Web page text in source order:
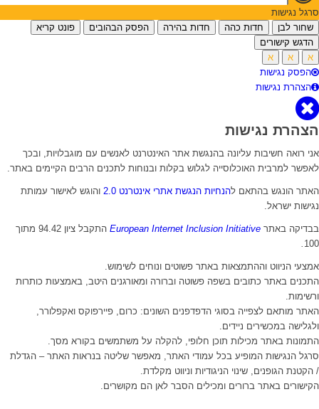
סרגל נגישות
שחור לבן
חדות כהה חדות בהירה הפסק הבהובים
פונט קריא
הדגש קישורים
א
א
א
הפסק נגישות
הצהרת נגישות
הצהרת נגישות
אני רואה חשיבות עליונה בהנגשת אתר האינטרנט לאנשים עם מוגבלויות, ובכך
לאפשר למרבית האוכלוסייה לגלוש בקלות ובנוחות לתכנים הרבים הקיימים באתר.
האתר הונגש בהתאם להנחיות הנגשת אתרי אינטרנט 2.0
והוגש לאישור עמותת
נגישות ישראל.
בבדיקה באתר European Internet Inclusion Initiative
התקבל ציון 94.42 מתוך
100
.
אמצעי הניווט וההתמצאות באתר פשוטים ונוחים לשימוש.
התכנים באתר כתובים בשפה פשוטה וברורה ומאורגנים היטב, באמצעות כותרות
ורשימות.
האתר מותאם לצפייה בסוגי הדפדפנים השונים: כרום, פיירפוקס ואקפלורר,
ולגלישה במכשירים ניידים.
התמונות באתר מכילות תוכן חלופי, להקלה על משתמשים בקורא מסך.
סרגל הנגישות המופיע בכל עמודי האתר, מאפשר שליטה בנראות האתר – הגדלת
/ הקטנת הגופנים, שינוי הניגודיות וניווט מקלדת.
הקישורים באתר ברורים ומכילים הסבר לאן הם מקושרים.